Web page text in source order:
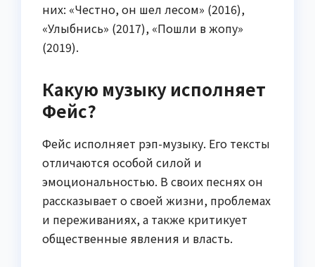
них: «Честно, он шел лесом» (2016),
«Улыбнись» (2017), «Пошли в жопу»
(2019).
Какую музыку исполняет
Фейс?
Фейс исполняет рэп-музыку. Его тексты
отличаются особой силой и
эмоциональностью. В своих песнях он
рассказывает о своей жизни, проблемах
и переживаниях, а также критикует
общественные явления и власть.